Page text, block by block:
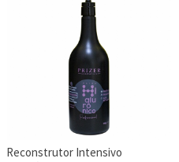
Reconstrutor Intensivo